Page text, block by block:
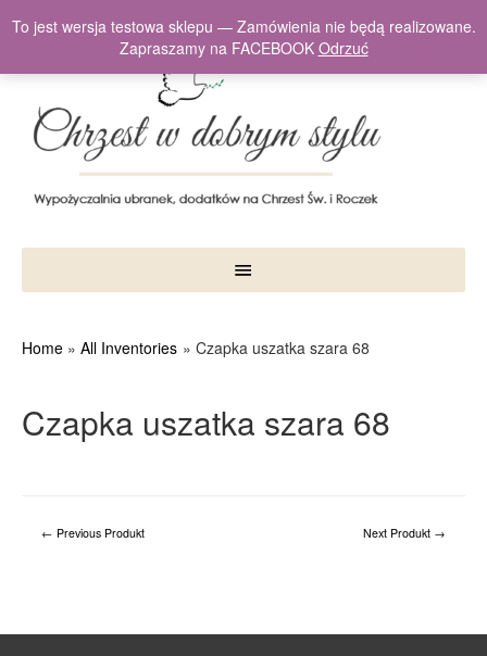
Home All Inventories Czapka uszatka szara 68
Czapka uszatka szara 68
← Previous Produkt Next Produkt →
To jest wersja testowa sklepu — Zamówienia nie będą realizowane.
Zapraszamy na FACEBOOK Odrzuć